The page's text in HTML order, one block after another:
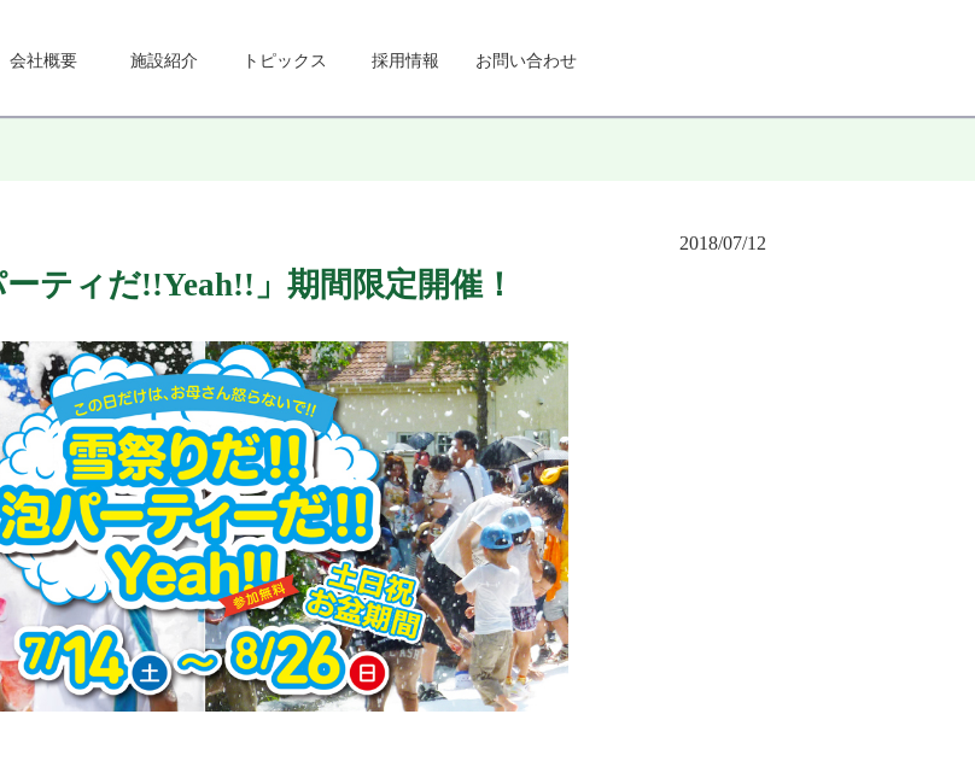
会社概要 施設紹介 トピックス 採用情報 お問い合わせ
2018/07/12
ティだ!!Yeah!!」期間限定開催！